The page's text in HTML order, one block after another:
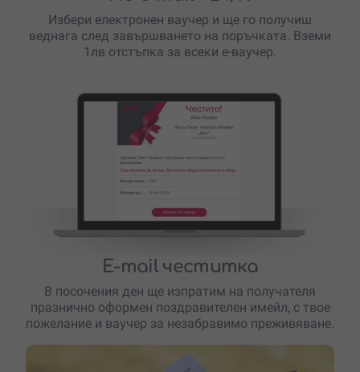
Избери електронен ваучер и ще го получиш
веднага след завършването на поръчката. Вземи
1лв отстъпка за всеки е-ваучер.
E-mail честитка
В посочения ден ще изпратим на получателя
празнично оформен поздравителен имейл, с твое
пожелание и ваучер за незабравимо преживяване.